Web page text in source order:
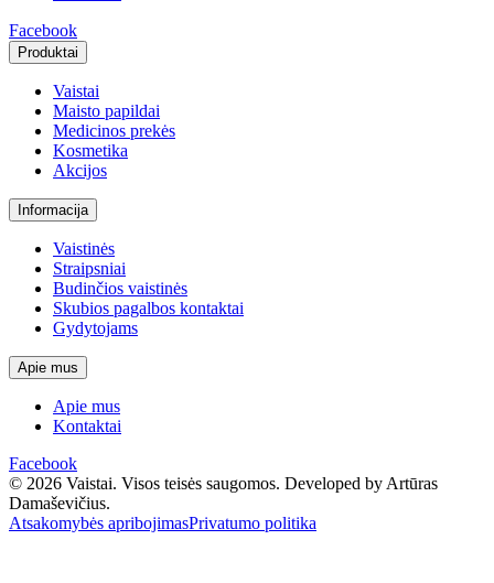
Facebook
Produktai
Vaistai
Maisto papildai
Medicinos prekės
Kosmetika
Akcijos
Informacija
Vaistinės
Straipsniai
Budinčios vaistinės
Skubios pagalbos kontaktai
Gydytojams
Apie mus
Apie mus
Kontaktai
Facebook
© 2026 Vaistai. Visos teisės saugomos. Developed by Artūras
Damaševičius.
Atsakomybės apribojimasPrivatumo politika